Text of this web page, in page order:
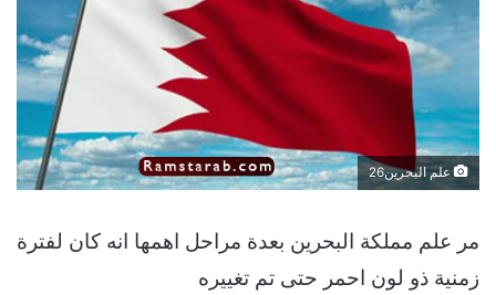
علم البحرين26
مر علم مملكة البحرين بعدة مراحل اهمها انه كان لفترة
زمنية ذو لون احمر حتى تم تغييره